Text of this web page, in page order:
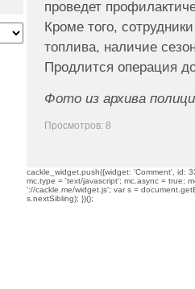
проведет
Кроме того,
топлива, наличие
Продлится операция
Фото из архива
Просмотров: 8
cackle_widget.push({widget: 'Comment', id:
mc.type = 'text/javascript'; mc.async = true;
'://cackle.me/widget.js'; var s =
s.nextSibling); })();